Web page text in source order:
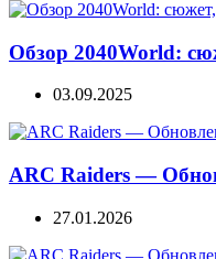
Обзор 2040World:
03.09.2025
ARC Raiders —
27.01.2026